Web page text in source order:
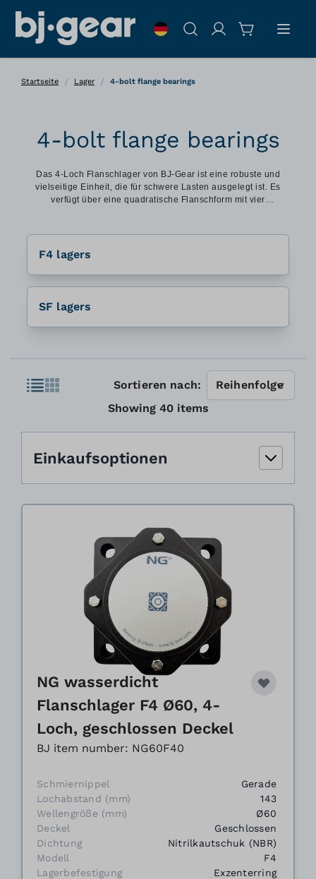
Suche
Startseite / Lager / 4-bolt flange bearings
4-bolt flange bearings
Das 4-Loch Flanschlager von BJ-Gear ist eine robuste und
vielseitige Einheit, die für schwere Lasten ausgelegt ist. Es
verfügt über eine quadratische Flanschform mit vier
F4 lagers
SF lagers
Showing 40items
Liste
Liste Sortieren nach:
Einkaufsoptionen
NG wasserdicht
Flanschlager F4 Ø60, 4-
Loch, geschlossen Deckel
BJ item number: NG60F40
Schmiernippel
Gerade
Lochabstand (mm)
143
Wellengröße (mm)
Ø60
Deckel
Geschlossen
Dichtung
Nitrilkautschuk (NBR)
Modell
F4
Lagerbefestigung
Exzenterring